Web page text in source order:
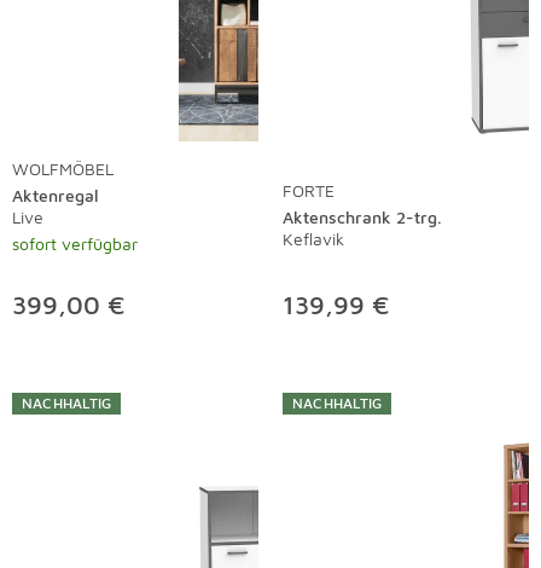
WOLFMÖBEL
Aktenregal
Live
sofort verfügbar
399,00 €
FORTE
Aktenschrank 2-trg.
Keflavik
139,99 €
NACHHALTIG NACHHALTIG